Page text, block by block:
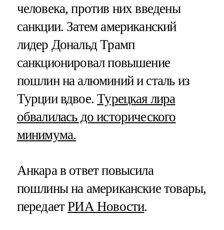
человека, против них введены
санкции. Затем американский
лидер Дональд Трамп
санкционировал повышение
пошлин на алюминий и сталь из
Турции вдвое.Турецкая лира
обвалилась до исторического
минимума.
Анкара в ответ повысила
пошлины на американские товары,
передаетРИА Новости.